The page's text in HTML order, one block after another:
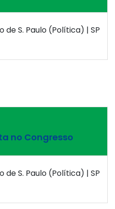
de S. Paulo (Política) | SP
no Congresso
de S. Paulo (Política) | SP